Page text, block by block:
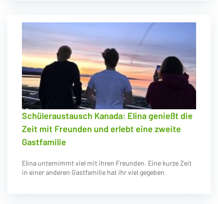
Schüleraustausch Kanada: Elina genießt die
Zeit mit Freunden und erlebt eine zweite
Gastfamilie
Elina unternimmt viel mit ihren Freunden. Eine kurze Zeit
in einer anderen Gastfamilie hat ihr viel gegeben